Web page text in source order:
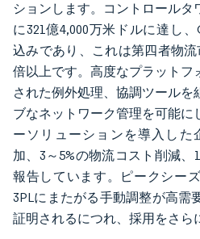
ションします。コントロールタ
に321億4,000万米ドルに達し
込みであり、これは第四者物
倍以上です。高度なプラットフ
された例外処理、協調ツールを
ブなネットワーク管理を可能に
ーソリューションを導入した
加、3～5%の物流コスト削減、
報告しています。ピークシー
3PLにまたがる手動調整が高需
証明されるにつれ、採用をさら